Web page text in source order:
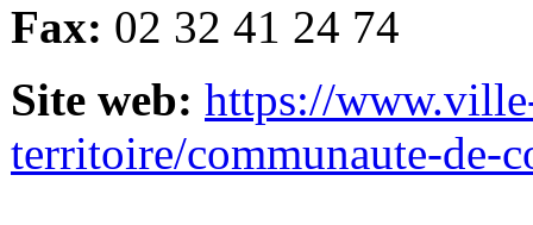
Fax: 02 32 41 24 74
Site web: https://
territoire/communaute-de-